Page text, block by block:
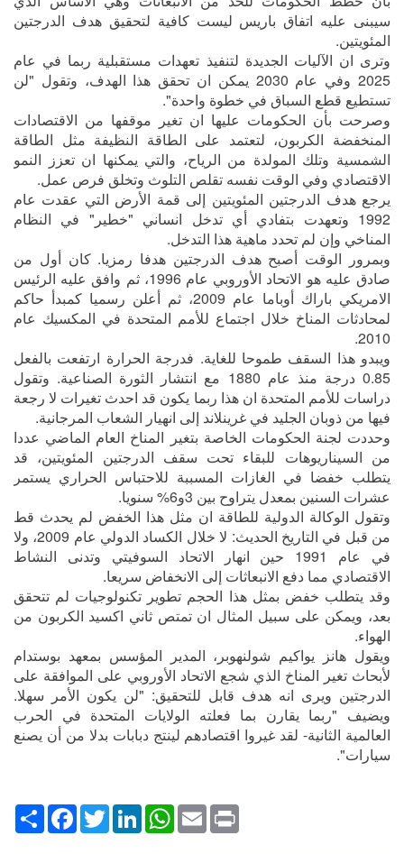
سيبنى عليه اتفاق باريس ليست كافية لتحقيق هدف الدرجتين
المئويتين.
وترى ان الآليات الجديدة لتنفيذ تعهدات مستقبلية ربما في عام
2025 وفي عام 2030 يمكن ان تحقق هذا الهدف، وتقول "لن
تستطيع قطع السباق في خطوة واحدة".
وصرحت بأن الحكومات عليها ان تغير موقفها من الاقتصادات
المنخفضة الكربون، لتعتمد على الطاقة النظيفة مثل الطاقة
الشمسية وتلك المولدة من الرياح، والتي يمكنها ان تعزز النمو
الاقتصادي وفي الوقت نفسه تقلص التلوث وتخلق فرص عمل.
يرجع هدف الدرجتين المئويتين إلى قمة الأرض التي عقدت عام
1992 وتعهدت بتفادي أي تدخل انساني "خطير" في النظام
المناخي وإن لم تحدد ماهية هذا التدخل.
وبمرور الوقت أصبح هدف الدرجتين هدفا رمزيا. كان أول من
صادق عليه هو الاتحاد الأوروبي عام 1996، ثم وافق عليه الرئيس
الامريكي باراك أوباما عام 2009، ثم أعلن رسميا كمبدأ حاكم
لمحادثات المناخ خلال اجتماع للأمم المتحدة في المكسيك عام
2010.
ويبدو هذا السقف طموحا للغاية. فدرجة الحرارة ارتفعت بالفعل
0.85 درجة منذ عام 1880 مع انتشار الثورة الصناعية. وتقول
دراسات للأمم المتحدة ان هذا ربما يكون قد احدث تغيرات لا رجعة
فيها من ذوبان الجليد في غرينلاند إلى انهيار الشعاب المرجانية.
وحددت لجنة الحكومات الخاصة بتغير المناخ العام الماضي عددا
من السيناريوهات للبقاء تحت سقف الدرجتين المئويتين، قد
يتطلب خفضا في الغازات المسببة للاحتباس الحراري يستمر
عشرات السنين بمعدل يتراوح بين 3و6% سنويا.
وتقول الوكالة الدولية للطاقة ان مثل هذا الخفض لم يحدث قط
من قبل في التاريخ الحديث: لا خلال الكساد الدولي عام 2009، ولا
في عام 1991 حين انهار الاتحاد السوفيتي وتدنى النشاط
الاقتصادي مما دفع الانبعاثات إلى الانخفاض سريعا.
وقد يتطلب خفض بمثل هذا الحجم تطوير تكنولوجيات لم تتحقق
بعد، ويمكن على سبيل المثال ان تمتص ثاني اكسيد الكربون من
الهواء.
ويقول هانز يواكيم شولنهوبر، المدير المؤسس بمعهد بوستدام
لأبحاث تغير المناخ الذي شجع الاتحاد الأوروبي على الموافقة على
الدرجتين ويرى انه هدف قابل للتحقيق: "لن يكون الأمر سهلا.
ويضيف "ربما يقارن بما فعلته الولايات المتحدة في الحرب
العالمية الثانية- لقد غيروا اقتصادهم لينتج دبابات بدلا من أن يصنع
سيارات".
انشر
FacebookTwitterLinkedIn
WhatsAppEmailPrint